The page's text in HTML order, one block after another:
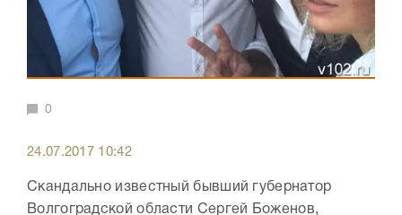
0
24.07.2017 10:42
Скандально известный бывший губернатор
Волгоградской области Сергей Боженов,